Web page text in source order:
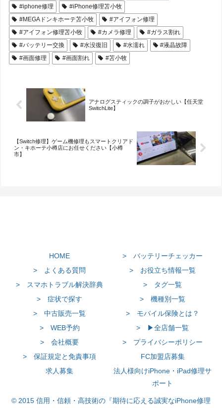
#iphone修理
#iPhone修理苫小牧
#MEGAドンキホーテ苫小牧
#アイフォン修理
#アイフォン修理苫小牧
#カメラ修理
#ガラス割れ
#バッテリー交換
#水没復旧 #水濡れ
#液晶故障
#画面修理
#画面割れ #苫小牧
アナログスティックの調子がおかしい【任天堂
SwitchLite】
【Switch修理】ゲーム機修理もスマートクリアド
ン・キホーテ小樽店にお任せください【小樽
市】
HOME
> バッテリーチェッカー
> よくある質問
> お役立ち情報一覧
> スマホトラブル解決辞典
> タグ一覧
> 症状で探す
> 機種別一覧
> 中古販売一覧
> モバイル保険とは？
> WEB予約
> ▶全店舗一覧
> 会社概要
> プライバシーポリシー
> 保証規定と免責事項
FC加盟店募集
求人募集
法人様向けiPhone・iPad修理サ
ポート
© 2015 信用・信頼・高技術の『期待に応える誠実なiPhone修理